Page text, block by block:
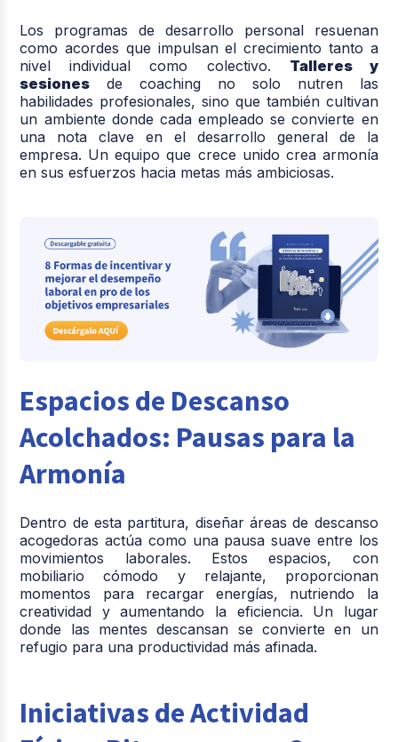
Los programas de desarrollo personal resuenan
como acordes que impulsan el crecimiento tanto a
nivel individual como colectivo. Talleres y
sesiones de coaching no solo nutren las
habilidades profesionales, sino que también cultivan
un ambiente donde cada empleado se convierte en
una nota clave en el desarrollo general de la
empresa. Un equipo que crece unido crea armonía
en sus esfuerzos hacia metas más ambiciosas.
Espacios de Descanso
Acolchados: Pausas para la
Armonía
Dentro de esta partitura, diseñar áreas de descanso
acogedoras actúa como una pausa suave entre los
movimientos laborales. Estos espacios, con
mobiliario cómodo y relajante, proporcionan
momentos para recargar energías, nutriendo la
creatividad y aumentando la eficiencia. Un lugar
donde las mentes descansan se convierte en un
refugio para una productividad más afinada.
Iniciativas de Actividad